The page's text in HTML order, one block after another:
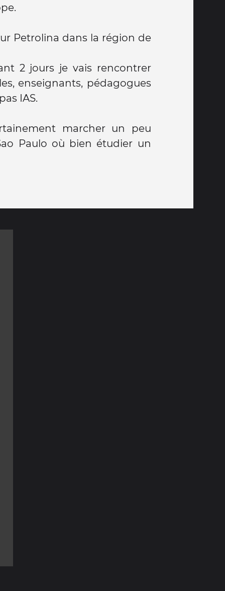
Petrolina dans la région de
2 jours je vais rencontrer
enseignants, pédagogues
IAS.
marcher un peu
Paulo où bien étudier un